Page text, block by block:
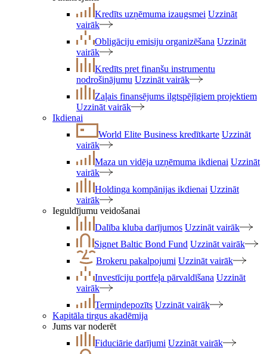
Kredīts uzņēmuma izaugsmei Uzzināt
vairāk
Obligāciju emisiju organizēšana Uzzināt
vairāk
Kredīts pret finanšu instrumentu
nodrošinājumu Uzzināt vairāk
Zaļais finansējums ilgtspējīgiem projektiem
Uzzināt vairāk
Ikdienai
World Elite Business kredītkarte Uzzināt
vairāk
Maza un vidēja uzņēmuma ikdienai Uzzināt
vairāk
Holdinga kompānijas ikdienai Uzzināt
vairāk
Ieguldījumu veidošanai
Dalība kluba darījumos Uzzināt vairāk
Signet Baltic Bond Fund Uzzināt vairāk
Brokeru pakalpojumi Uzzināt vairāk
Investīciju portfeļa pārvaldīšana Uzzināt
vairāk
Termiņdepozīts Uzzināt vairāk
Kapitāla tirgus akadēmija
Jums var noderēt
Fiduciārie darījumi Uzzināt vairāk